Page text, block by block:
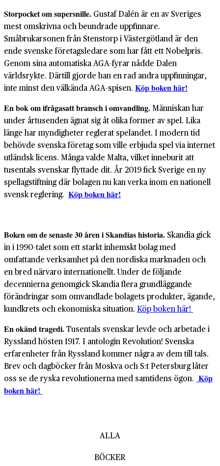
Storpocket om supersnille. Gustaf Dalén är en av Sveriges
mest omskrivna och beundrade uppfinnare.
Småbrukarsonen från Stenstorp i Västergötland är den
ende svenske företagsledare som har fått ett Nobelpris.
Genom sina automatiska AGA-fyrar nådde Dalen
världsrykte. Därtill gjorde han en rad andra uppfinningar,
inte minst den välkända AGA-spisen. Köp boken här!
En bok om ifrågasatt bransch i omvandling.Människan har
under årtusenden ägnat sig åt olika former av spel. Lika
länge har myndigheter reglerat spelandet. I modern tid
behövde svenska företag som ville erbjuda spel via internet
utländsk licens. Många valde Malta, vilket inneburit att
tusentals svenskar flyttade dit. År 2019 fick Sverige en ny
spellagstiftning där bolagen nu kan verka inom en nationell
svensk reglering. Köp boken här!
Boken om de senaste 30 åren i Skandias historia. Skandia gick
in i 1990-talet som ett starkt inhemskt bolag med
omfattande verksamhet på den nordiska marknaden och
en bred närvaro internationellt. Under de följande
decennierna genomgick Skandia flera grundläggande
förändringar som omvandlade bolagets produkter, ägande,
kundkrets och ekonomiska situation. Köp boken här!
En okänd tragedi.Tusentals svenskar levde och arbetade i
Ryssland hösten 1917. I antologin Revolution! Svenska
erfarenheter från Ryssland kommer några av dem till tals.
Brev och dagböcker från Moskva och S:t Petersburg låter
oss se de ryska revolutionerna med samtidens ögon. Köp
boken här!
ALLA
BÖCKER